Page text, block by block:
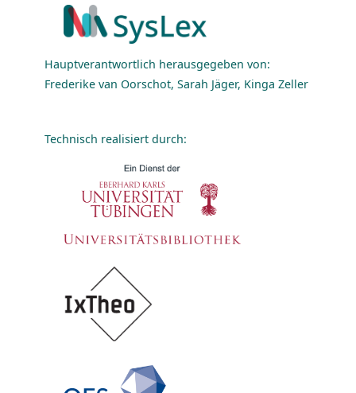
Hauptverantwortlich herausgegeben von:
Frederike van Oorschot, Sarah Jäger, Kinga Zeller
Technisch realisiert durch: